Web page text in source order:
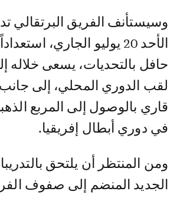
وسيستأنف الفريق البرتقالي تدريباته يوم
الأحد 20 يوليو الجاري،
حافل بالتحديات، يسعى خلاله
لقب الدوري المحلي، إلى جانب
قاري بالوصول إلى المربع
في دوري أبطال إفريقيا.
ومن المنتظر أن يلتحق
الجديد المنضم إلى صفوف